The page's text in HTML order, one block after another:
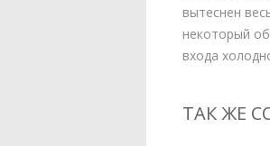
вытеснен
некоторый
входа
ТАК ЖЕ